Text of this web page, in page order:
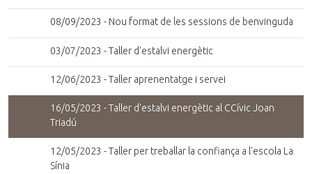
08/09/2023 - Nou format de les sessions de benvinguda
03/07/2023 - Taller d'estalvi energètic
12/06/2023 - Taller aprenentatge i servei
16/05/2023 - Taller d'estalvi energètic al CCívic Joan
Triadú
12/05/2023 - Taller per treballar la confiança a l'escola La
Sínia